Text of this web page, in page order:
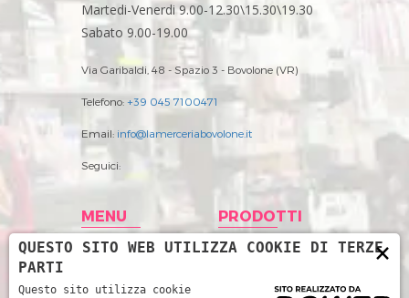
Martedi-Venerdi 9.00-12.30\15.30\19.30
Sabato 9.00-19.00
Via Garibaldi, 48 - Spazio 3 - Bovolone (VR)
Telefono: +39 045 7100471
Email: info@lamerceriabovolone.it
Seguici:
MENU
Home
Storia
PRODOTTI
Abbigliamento
Accessori merceria
×
QUESTO SITO WEB UTILIZZA COOKIE DI TERZE
PARTI
Questo sito utilizza cookie